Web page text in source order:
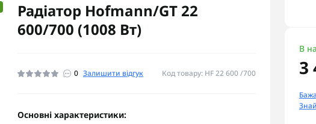
Радіатор Hofmann/GT 22
600/700 (1008 Вт)
0 Залишити відгук Код товару: HF 22 600 /700
В
3
Основні характеристики: